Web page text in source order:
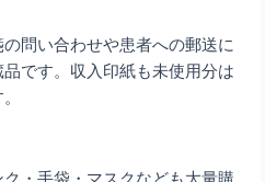
問い合わせや患者への郵送に
です。収入印紙も未使用分は